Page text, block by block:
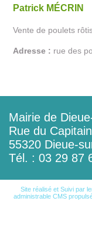
Patrick MÉCRIN
Vente de poulets
Adresse : rue des
Mairie de
Rue du
55320 Dieue-
Tél. : 03 29 87
Site réalisé et Suivi par
administrable CMS